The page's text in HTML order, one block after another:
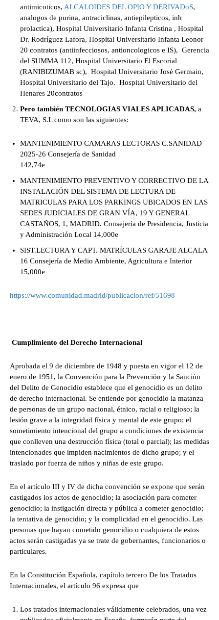
antimicoticos, ALCALOIDES DEL OPIO Y DERIVADoS,
analogos de purina, antraciclinas, antiepilepticos, inh
prolactica), Hospital Universitario Infanta Cristina , Hospital
Dr. Rodríguez Lafora, Hospital Universitario Infanta Leonor
20 contratos (antiinfecciosos, antioncologicos e IS), Gerencia
del SUMMA 112, Hospital Universitario El Escorial
(RANIBIZUMAB sc), Hospital Universitario José Germain,
Hospital Universitario del Tajo. Hospital Universitario del
Henares 20contratos
Pero también TECNOLOGIAS VIALES APLICADAS, a
TEVA, S.L como son las siguientes:
MANTENIMIENTO CAMARAS LECTORAS C.SANIDAD
2025-26 Consejería de Sanidad
142,74e
MANTENIMIENTO PREVENTIVO Y CORRECTIVO DE LA
INSTALACIÓN DEL SISTEMA DE LECTURA DE
MATRICULAS PARA LOS PARKINGS UBICADOS EN LAS
SEDES JUDICIALES DE GRAN VÍA, 19 Y GENERAL
CASTAÑOS, 1, MADRID. Consejería de Presidencia, Justicia
y Administración Local 14,000e
SIST.LECTURA Y CAPT. MATRÍCULAS GARAJE ALCALA
16 Consejería de Medio Ambiente, Agricultura e Interior
15,000e
https://www.comunidad.madrid/publicacion/ref/51698
Cumplimiento del Derecho Internacional
Aprobada el 9 de diciembre de 1948 y puesta en vigor el 12 de
enero de 1951, la Convención para la Prevención y la Sanción
del Delito de Genocidio establece que el genocidio es un delito
de derecho internacional. Se entiende por genocidio la matanza
de personas de un grupo nacional, étnico, racial o religioso; la
lesión grave a la integridad física y mental de este grupo; el
sometimiento intencional del grupo a condiciones de existencia
que conlleven una destrucción física (total o parcial); las medidas
intencionades que impiden nacimientos de dicho grupo; y el
traslado por fuerza de niños y niñas de este grupo.
En el artículo III y IV de dicha convención se expone que serán
castigados los actos de genocidio; la asociación para cometer
genocidio; la instigación directa y pública a cometer genocidio;
la tentativa de genocidio; y la complicidad en el genocidio. Las
personas que hayan cometido genocidio o cualquiera de estos
actos serán castigadas ya se trate de gobernantes, funcionarios o
particulares.
En la Constitución Española, capítulo tercero De los Tratados
Internacionales, el artículo 96 expresa que
Los tratados internacionales válidamente celebrados, una vez